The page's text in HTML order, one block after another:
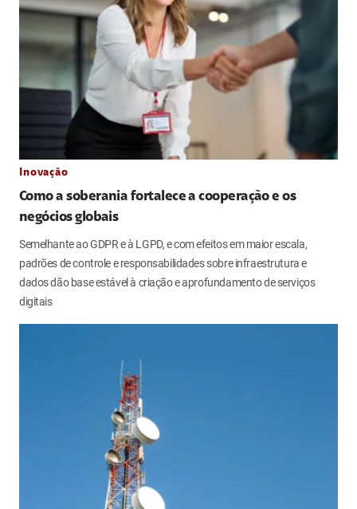
Inovação
Como a soberania fortalece a cooperação e os
negócios globais
Semelhante ao GDPR e à LGPD, e com efeitos em maior escala,
padrões de controle e responsabilidades sobre infraestrutura e
dados dão base estável à criação e aprofundamento de serviços
digitais